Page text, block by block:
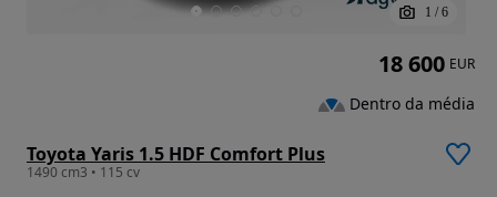
1 / 6
Toyota Yaris 1.5 HDF Comfort Plus
1490 cm3 • 115 cv
18 600 EUR
Dentro da média